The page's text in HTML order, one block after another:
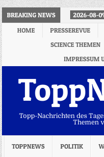
BREAKING NEWS 2026-08-
HOME
PRESSEREVUE
SCIENCE THEMEN
IMPRESSUM
Topp-Nachrichten des
Themen
TOPPNEWS POLITIK